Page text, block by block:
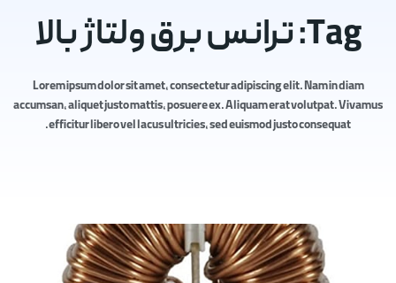
Tag: ترانس برق ولتاژ بالا
Lorem ipsum dolor sit amet, consectetur adipiscing elit. Nam in diam
accumsan, aliquet justo mattis, posuere ex. Aliquam erat volutpat. Vivamus
efficitur libero vel lacus ultricies, sed euismod justo consequat.